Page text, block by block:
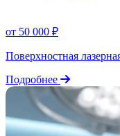
от 50 000 ₽
Поверхностная
Подробнее